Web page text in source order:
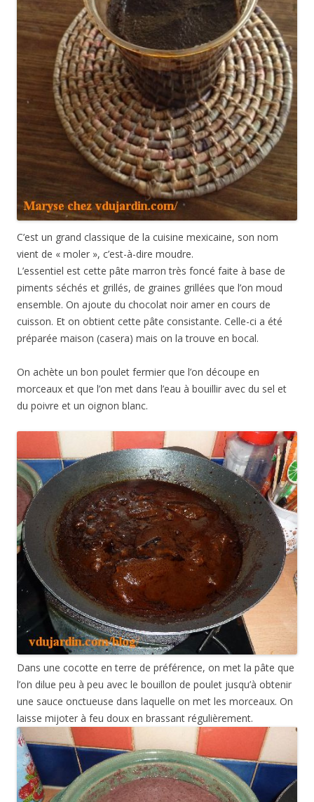
C’est un grand classique de la cuisine mexicaine, son nom
vient de « moler », c’est-à-dire moudre.
L’essentiel est cette pâte marron très foncé faite à base de
piments séchés et grillés, de graines grillées que l’on moud
ensemble. On ajoute du chocolat noir amer en cours de
cuisson. Et on obtient cette pâte consistante. Celle-ci a été
préparée maison (casera) mais on la trouve en bocal.
On achète un bon poulet fermier que l’on découpe en
morceaux et que l’on met dans l’eau à bouillir avec du sel et
du poivre et un oignon blanc.
Dans une cocotte en terre de préférence, on met la pâte que
l’on dilue peu à peu avec le bouillon de poulet jusqu’à obtenir
une sauce onctueuse dans laquelle on met les morceaux. On
laisse mijoter à feu doux en brassant régulièrement.